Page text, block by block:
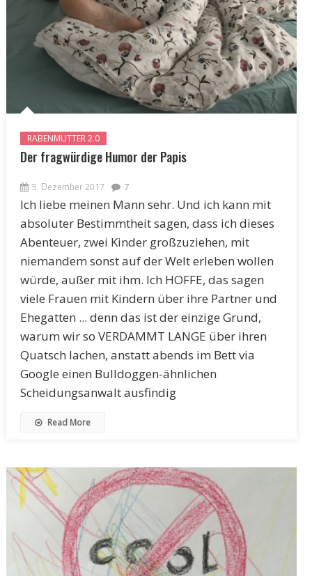
RABENMUTTER 2.0
Der fragwürdige Humor der Papis
5. Dezember 2017 7
Ich liebe meinen Mann sehr. Und ich kann mit
absoluter Bestimmtheit sagen, dass ich dieses
Abenteuer, zwei Kinder großzuziehen, mit
niemandem sonst auf der Welt erleben wollen
würde, außer mit ihm. Ich HOFFE, das sagen
viele Frauen mit Kindern über ihre Partner und
Ehegatten ... denn das ist der einzige Grund,
warum wir so VERDAMMT LANGE über ihren
Quatsch lachen, anstatt abends im Bett via
Google einen Bulldoggen-ähnlichen
Scheidungsanwalt ausfindig
Read More